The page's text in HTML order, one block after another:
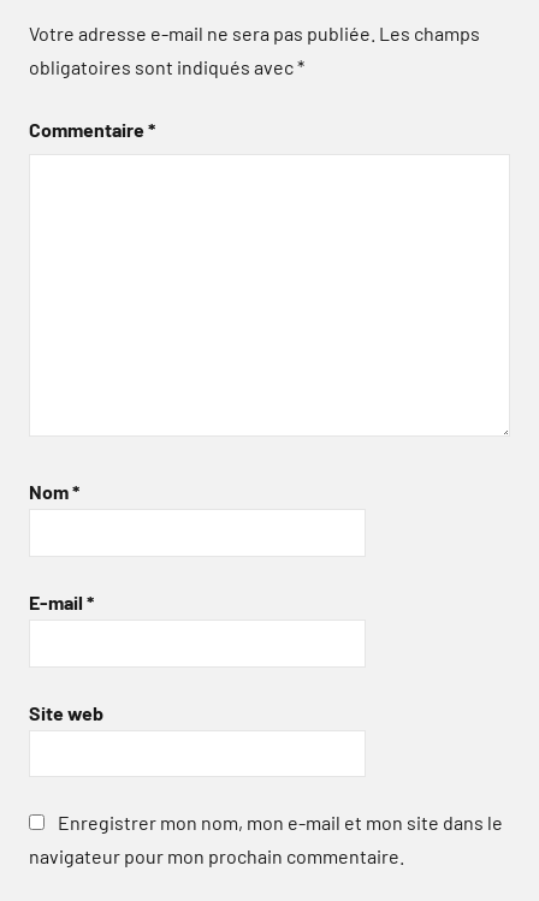
Votre adresse e-mail ne sera pas publiée. Les champs
obligatoires sont indiqués avec*
Commentaire*
Nom*
E-mail *
Site web
Enregistrer mon nom, mon e-mail et mon site dans le
navigateur pour mon prochain commentaire.